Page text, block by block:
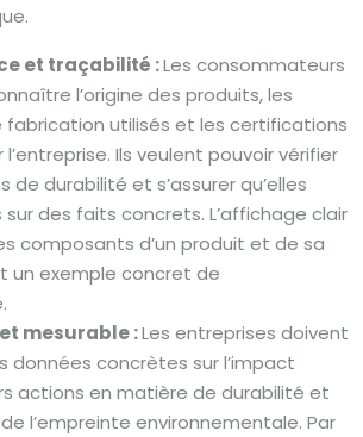
et traçabilité :Les consommateurs
l’origine des produits, les
fabrication utilisés et les certifications
Ils veulent pouvoir vérifier
de durabilité et s’assurer qu’elles
des faits concrets. L’affichage clair
composants d’un produit et de sa
un exemple concret de
mesurable :Les entreprises doivent
données concrètes sur l’impact
actions en matière de durabilité et
l’empreinte environnementale. Par